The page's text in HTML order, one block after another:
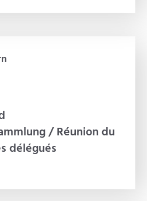
/ Réunion du
délégués